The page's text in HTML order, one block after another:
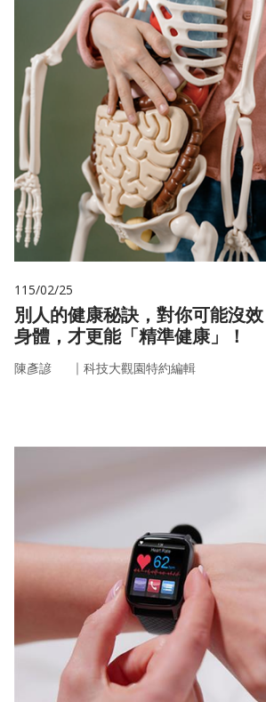
115/02/25
別人的健康秘訣，對你可能沒
身體，才更能「精準健康」！
陳彥諺 ｜ 科技大觀園特約編輯